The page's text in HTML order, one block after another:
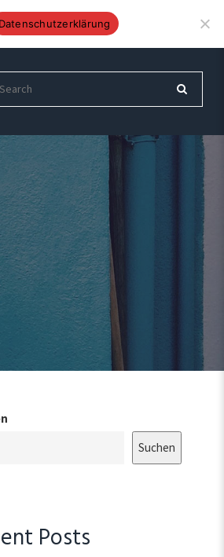
51399 Burscheid Tel.: 02174 892837
Suchen
Posts
Datenschutzerklärung